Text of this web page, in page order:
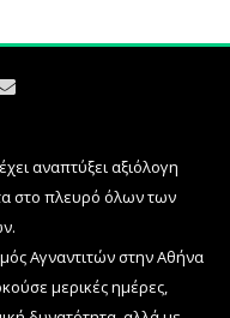
αναπτύξει αξιόλογη
στο πλευρό όλων των
Αγναντιτών στην Αθήνα
μερικές ημέρες,